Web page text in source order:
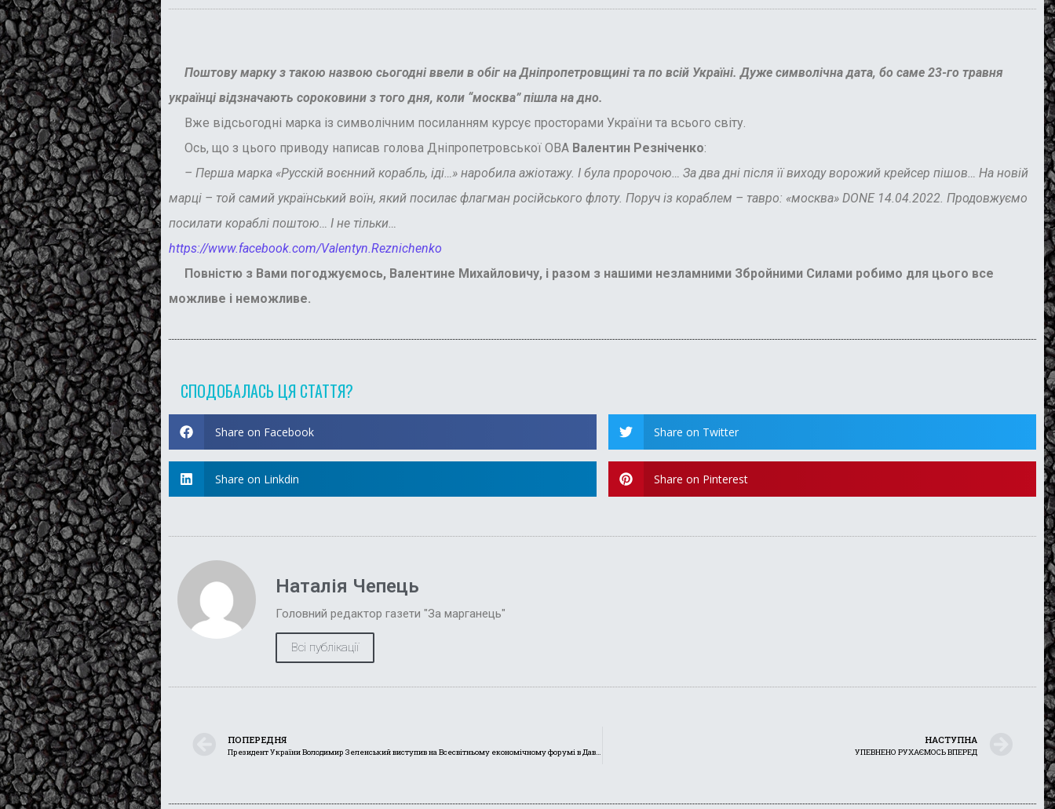
Поштову марку з такою назвою сьогодні ввели в обіг на Дніпропетровщині та по всій Україні. Дуже символічна дата, бо саме 23-го травня
українці відзначають сороковини з того дня, коли “москва” пішла на дно.
Вже відсьогодні марка із символічним посиланням курсує просторами України та всього світу.
Ось, що з цього приводу написав голова Дніпропетровської ОВА Валентин Резніченко:
– Перша марка «Русскій воєнний корабль, іді…» наробила ажіотажу. І була пророчою… За два дні після її виходу ворожий крейсер пішов… На новій
марці – той самий український воїн, який посилає флагман російського флоту. Поруч із кораблем – тавро: «москва» DONE 14.04.2022. Продовжуємо
посилати кораблі поштою… І не тільки…
https://www.facebook.com/Valentyn.Reznichenko
Повністю з Вами погоджуємось, Валентине Михайловичу, і разом з нашими незламними Збройними Силами робимо для цього все
можливе і неможливе.
СПОДОБАЛАСЬ ЦЯ СТАТТЯ?
Share on Facebook Share on Twitter
Share on Linkdin Share on Pinterest
Наталія Чепець
Головний редактор газети "За марганець"
Всі публікації
ПОПЕРЕДНЯ
Президент України Володимир Зеленський виступив на Всесвітньому економічному форумі в Давосі. Про що йшлося?
НАСТУПНА
УПЕВНЕНО РУХАЄМОСЬ ВПЕРЕД